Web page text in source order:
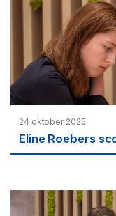
24 oktober 2025
Eline Roebers